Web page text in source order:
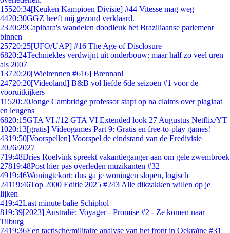
15520:34[Keuken Kampioen Divisie] #44 Vitesse mag weg
4420:30GGZ heeft mij gezond verklaard.
2320:29Capibara's wandelen doodleuk het Braziliaanse parlement
binnen
25720:25[UFO/UAP] #16 The Age of Disclosure
6820:24Techniekles verdwijnt uit onderbouw: maar half zo veel uren
als 2007
13720:20[Wielrennen #616] Brennan!
24720:20[Videoland] B&B vol liefde 6de seizoen #1 voor de
vooruitkijkers
11520:20Jonge Cambridge professor stapt op na claims over plagiaat
en leugens
6820:15GTA VI #12 GTA VI Extended look 27 Augustus Netflix/YT
1020:13[gratis] Videogames Part 9: Gratis en free-to-play games!
4319:50[Voorspellen] Voorspel de eindstand van de Eredivisie
2026/2027
719:48Dries Roelvink spreekt vakantieganger aan om gele zwembroek
27819:48Post hier pas overleden muzikanten #32
4919:46Woningtekort: dus ga je woningen slopen, logisch
24119:46Top 2000 Editie 2025 #243 Alle dikzakken willen op je
lijken
419:42Last minute balie Schiphol
819:39[2023] Australië: Voyager - Promise #2 - Ze komen naar
Tilburg
7419:36Een tactische/militaire analyse van het front in Oekraïne #31